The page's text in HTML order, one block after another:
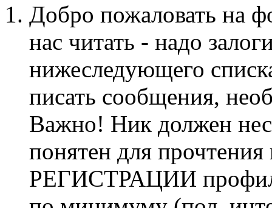
Добро пожаловать на
нас читать - надо
нижеследующего
писать сообщения,
Важно! Ник должен
понятен для
РЕГИСТРАЦИИ профиль